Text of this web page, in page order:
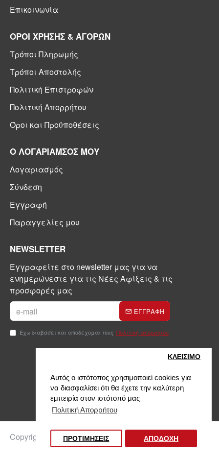
Αυτός ο ιστότοπος χρησιμοποιεί cookies για
να διασφαλίσει ότι θα έχετε την καλύτερη
εμπειρία στον ιστότοπό μας
Πολιτική Απορρήτου
ΚΛΕΙΣIΜΟ
ΠΡΟΤΙΜΗΣΕΙΣ ΑΠΟΔΟΧΗ
Επικοινωνία
ΟΡΟΙ ΧΡΗΣΗΣ & ΑΓΟΡΩΝ
Τρόποι Πληρωμής
Τρόποι Αποστολής
Πολιτική Επιστροφών
Πολιτική Απορρήτου
Όροι και Προϋποθέσεις
Ο ΛΟΓΑΡΙΑΜΣΟΣ ΜΟΥ
Λογαριασμός
Σύνδεση
Εγγραφή
Παραγγελίες μου
NEWSLETTER
Εγγραφείτε στο newsletter μας για να
ενημερώνεστε για τις Νέες Αφίξεις & τις
προσφορές μας
ΕΓΓΡΑΦΗ
Έχω διαβάσει και αποδέχομαι τους Πολιτική απορρήτου
Copyright © 2024, Kontinakis, All Rights Reserved
Φίλτρα προϊόντων